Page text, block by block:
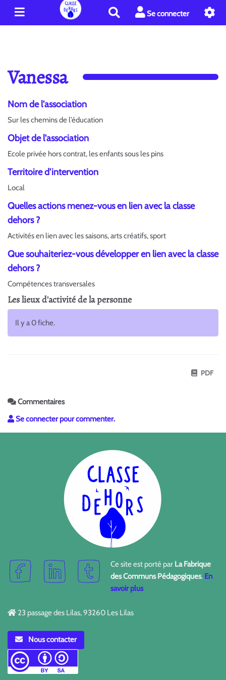
e
c
Se connecter
Vanessa
Nom de l'association
Sur les chemins de l’éducation
Objet de l'association
Ecole privée hors contrat, les enfants sous les pins
Territoire d'intervention
Local
Quelles actions menez-vous en lien avec la classe
dehors ?
Activités en lien avec les saisons, arts créatifs, sport
Que souhaiteriez-vous développer en lien avec la classe
dehors ?
Compétences transversales
Les lieux d'activité de la personne
Il y a 0 fiche.
PDF
Commentaires
Se connecter pour commenter.
Ce site est porté par La Fabrique
des Communs Pédagogiques. En
savoir plus
23 passage des Lilas, 93260 Les Lilas
Nous contacter